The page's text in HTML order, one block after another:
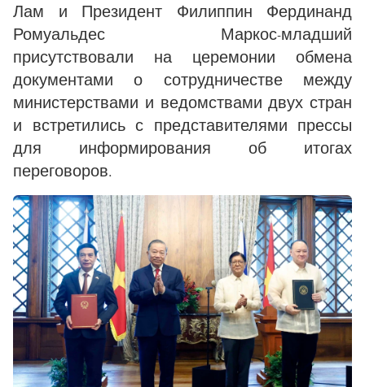
Лам и Президент Филиппин Фердинанд
Ромуальдес Маркос-младший
присутствовали на церемонии обмена
документами о сотрудничестве между
министерствами и ведомствами двух стран
и встретились с представителями прессы
для информирования об итогах
переговоров.